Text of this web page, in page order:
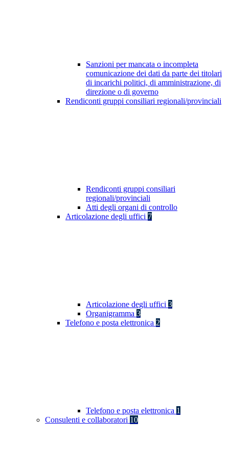
Sanzioni per mancata o incompleta
comunicazione dei dati da parte dei titolari
di incarichi politici, di amministrazione, di
direzione o di governo
Rendiconti gruppi consiliari regionali/provinciali
Rendiconti gruppi consiliari
regionali/provinciali
Atti degli organi di controllo
Articolazione degli uffici 7
Articolazione degli uffici 3
Organigramma 3
Telefono e posta elettronica 2
Telefono e posta elettronica 1
Consulenti e collaboratori 10